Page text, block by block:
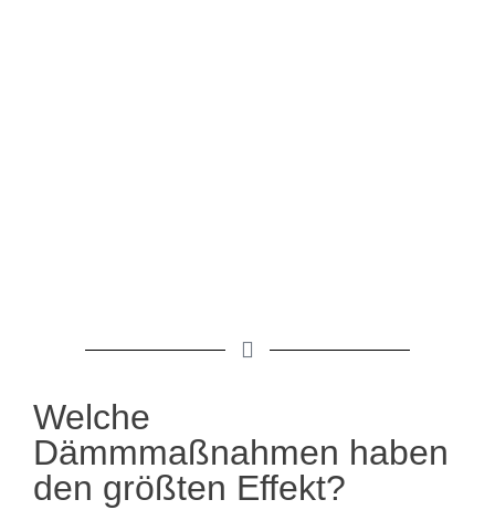
Welche
Dämmmaßnahmen haben
den größten Effekt?